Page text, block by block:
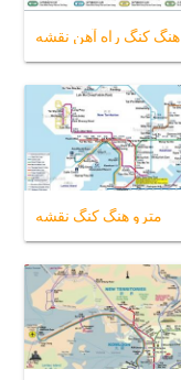
هنگ کنگ راه آهن نقشه
مترو هنگ کنگ نقشه